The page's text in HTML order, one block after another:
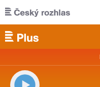
Přejít k hlavnímu obsahu